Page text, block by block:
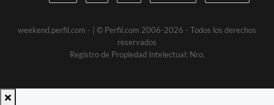
weekend.perfil.com -
| © Perfil.com 2006-2026 - Todos los derechos
reservados
Registro de Propiedad Intelectual: Nro.